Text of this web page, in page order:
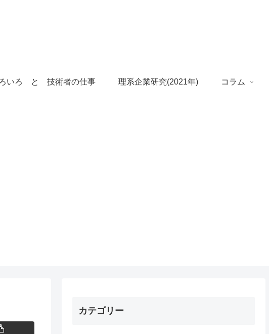
ろいろ と 技術者の仕事 理系企業研究(2021年) コラム
カテゴリー